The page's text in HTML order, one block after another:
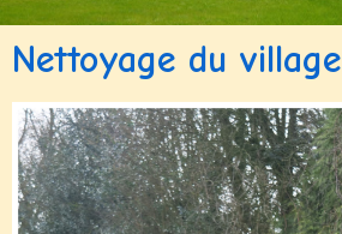
Nettoyage du village